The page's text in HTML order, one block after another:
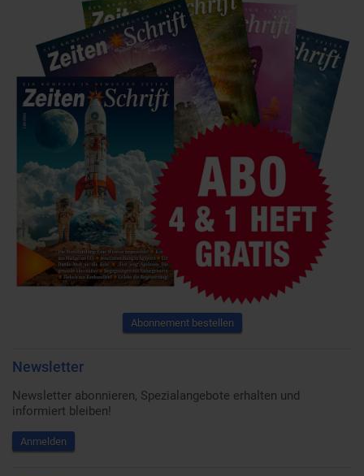
Abonnement bestellen
Newsletter
Newsletter abonnieren, Spezialangebote erhalten und
informiert bleiben!
Anmelden